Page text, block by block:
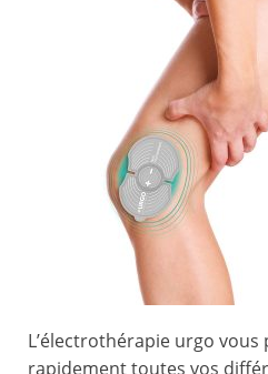
L’électrothérapie urgo
rapidement toutes vos